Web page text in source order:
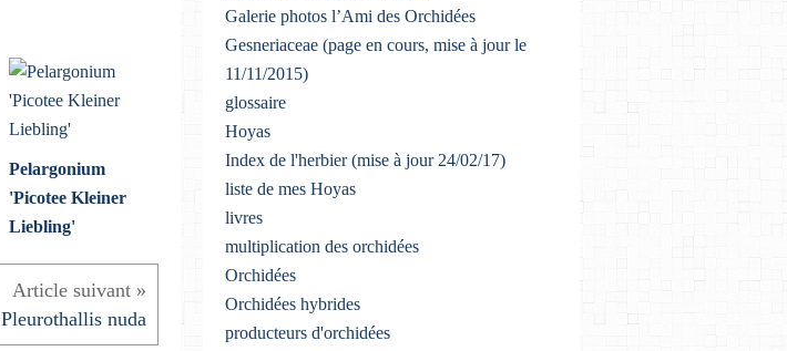
Pelargonium
'Picotee Kleiner
Liebling'
Pleurothallis nuda
Galerie photos l’Ami des Orchidées
Gesneriaceae (page en cours, mise à jour le
11/11/2015)
glossaire
Hoyas
Index de l'herbier (mise à jour 24/02/17)
liste de mes Hoyas
livres
multiplication des orchidées
Orchidées
Orchidées hybrides
producteurs d'orchidées